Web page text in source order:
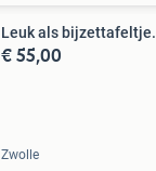
Leuk als bijzettafeltje.
€ 55,00
Zwolle